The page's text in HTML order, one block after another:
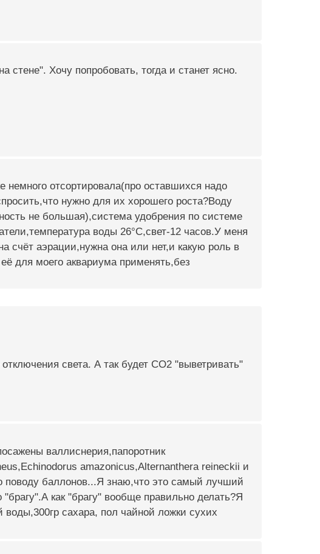
стене". Хочу попробовать, тогда и станет ясно.
немного отсортировала(про оставшихся надо
нужно для их хорошего роста?Воду
не большая),система удобрения по системе
воды 26°C,свет-12 часов.У меня
счёт аэрации,нужна она или нет,и какую роль в
для моего аквариума применять,без
света. А так будет СО2 "выветривать"
валлиснерия,папоротник
amazonicus,Alternanthera reineckii и
поводу баллонов...Я знаю,что это самый лучший
как "брагу" вообще правильно делать?Я
воды,300гр сахара, пол чайной ложки сухих